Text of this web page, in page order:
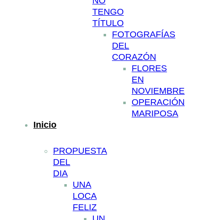
TENGO
TÍTULO
FOTOGRAFÍAS
DEL
CORAZÓN
FLORES
EN
NOVIEMBRE
OPERACIÓN
MARIPOSA
Inicio
PROPUESTA
DEL
DIA
UNA
LOCA
FELIZ